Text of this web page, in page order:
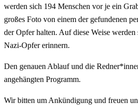
werden sich 194 Menschen vor je ein
großes Foto von einem der gefundenen
der Opfer halten. Auf diese Weise
Nazi-Opfer erinnern.
Den genauen Ablauf und die
angehängten Programm.
Wir bitten um Ankündigung und freuen